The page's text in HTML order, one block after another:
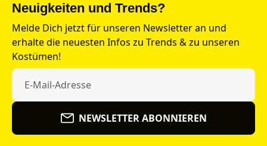
Neuigkeiten und Trends?
Melde Dich jetzt für unseren Newsletter an und
erhalte die neuesten Infos zu Trends & zu unseren
Kostümen!
NEWSLETTER ABONNIEREN